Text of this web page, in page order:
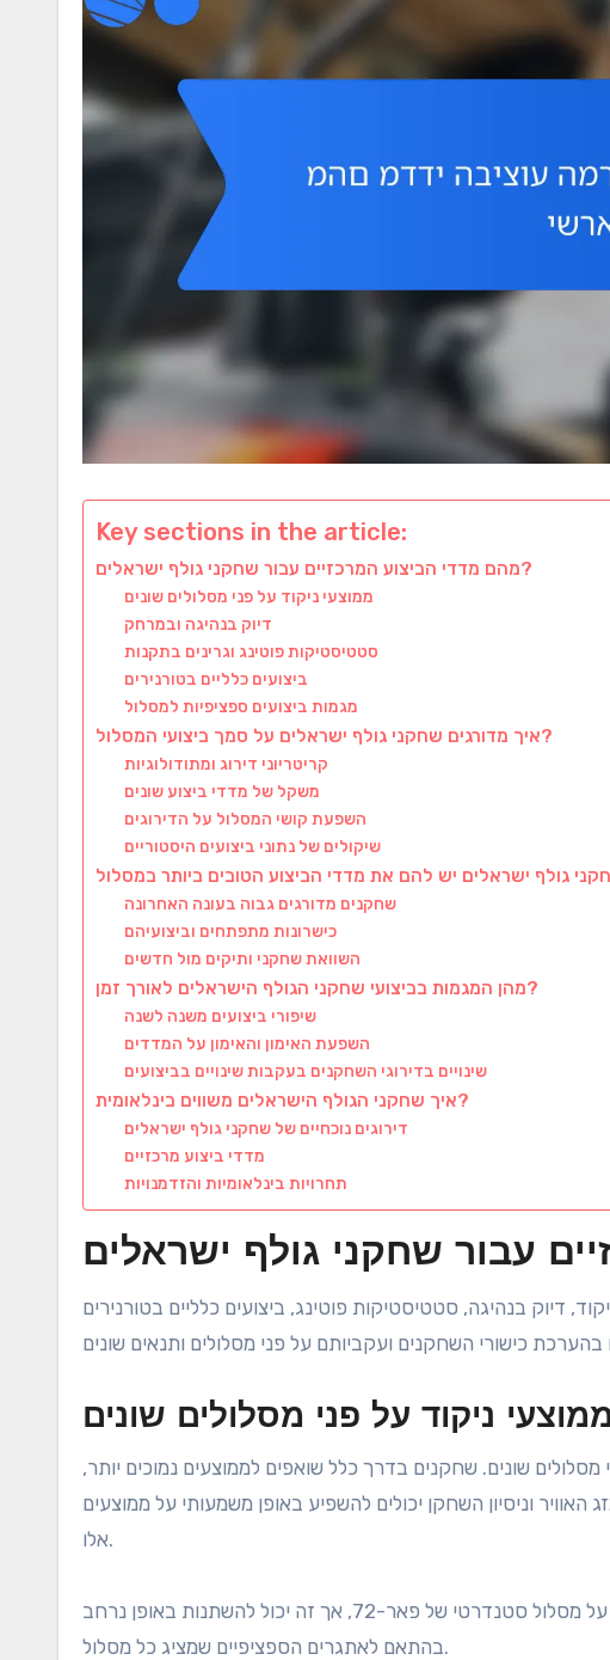
Key sections in the article:
מהם מדדי הביצוע המרכזיים עבור שחקני גולף ישראלים?
ממוצעי ניקוד על פני מסלולים שונים
דיוק בנהיגה ובמרחק
סטטיסטיקות פוטינג וגרינים בתקנות
ביצועים כלליים בטורנירים
מגמות ביצועים ספציפיות למסלול
איך מדורגים שחקני גולף ישראלים על סמך ביצועי המסלול?
קריטריוני דירוג ומתודולוגיות
משקל של מדדי ביצוע שונים
השפעת קושי המסלול על הדירוגים
שיקולים של נתוני ביצועים היסטוריים
שחקנים מדורגים גבוה בעונה האחרונה
כישרונות מתפתחים וביצועיהם
השוואת שחקני ותיקים מול חדשים
מהן המגמות בביצועי שחקני הגולף הישראלים לאורך זמן?
שיפורי ביצועים משנה לשנה
השפעת האימון והאימון על המדדים
שינויים בדירוגי השחקנים בעקבות שינויים בביצועים
איך שחקני הגולף הישראלים משווים בינלאומית?
דירוגים נוכחיים של שחקני גולף ישראלים
מדדי ביצוע מרכזיים
תחרויות בינלאומיות והזדמנויות
דיוק בנהיגה, סטטיסטיקות פוטינג, ביצועים כלליים בטורנירים
ממוצעי ניקוד על פני מסלולים שונים
שונים. שחקנים בדרך כלל שואפים לממוצעים נמוכים יותר,
האוויר וניסיון השחקן יכולים להשפיע באופן משמעותי על ממוצעים
אלו.
למשל, שחקן עשוי להיות בעל ממוצע ניקוד של כ-72 חבטות על מסלול סטנדרטי של פאר-72, אך זה יכול להשתנות באופן נרחב
בהתאם לאתגרים הספציפיים שמציג כל מסלול.